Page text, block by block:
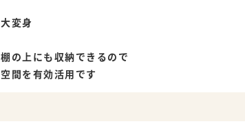
大変身
棚の上にも収納できるので
空間を有効活用です